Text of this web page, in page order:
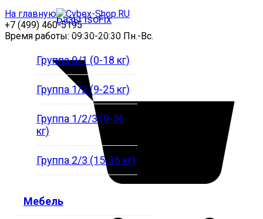
На главную
+7 (499) 460-5195
Время работы: 09:30-20:30 Пн.-Вc.
Базы IsoFix
Группа 0/1 (0-18 кг)
Группа 1/2 (9-25 кг)
Группа 1/2/3 (9-36
кг)
Группа 2/3 (15-36 кг)
Мебель